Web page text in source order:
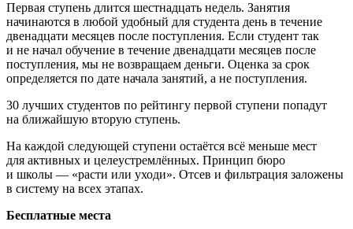
Первая ступень длится шестнадцать недель. Занятия
начинаются в любой удобный для студента день в течение
двенадцати месяцев после поступления. Если студент так
и не начал обучение в течение двенадцати месяцев после
поступления, мы не возвращаем деньги. Оценка за срок
определяется по дате начала занятий, а не поступления.
30 лучших студентов по рейтингу первой ступени попадут
на ближайшую вторую ступень.
На каждой следующей ступени остаётся всё меньше мест
для активных и целеустремлённых. Принцип бюро
и школы — «расти или уходи». Отсев и фильтрация заложены
в систему на всех этапах.
Бесплатные места